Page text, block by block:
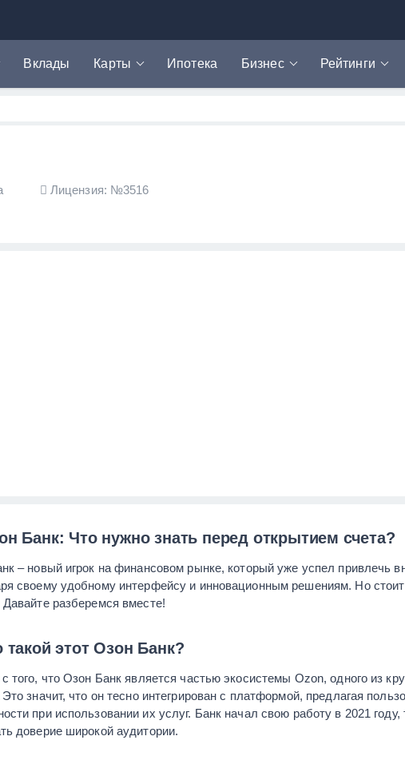
Вклады Карты Ипотека Бизнес Рейтинги
Лицензия: №3516
Банк: Что нужно знать перед открытием счета?
– новый игрок на финансовом рынке, который уже успел привлечь
своему удобному интерфейсу и инновационным решениям. Но
Давайте разберемся вместе!
такой этот Озон Банк?
того, что Озон Банк является частью экосистемы Ozon, одного из
значит, что он тесно интегрирован с платформой, предлагая
при использовании их услуг. Банк начал свою работу в 2021
доверие широкой аудитории.